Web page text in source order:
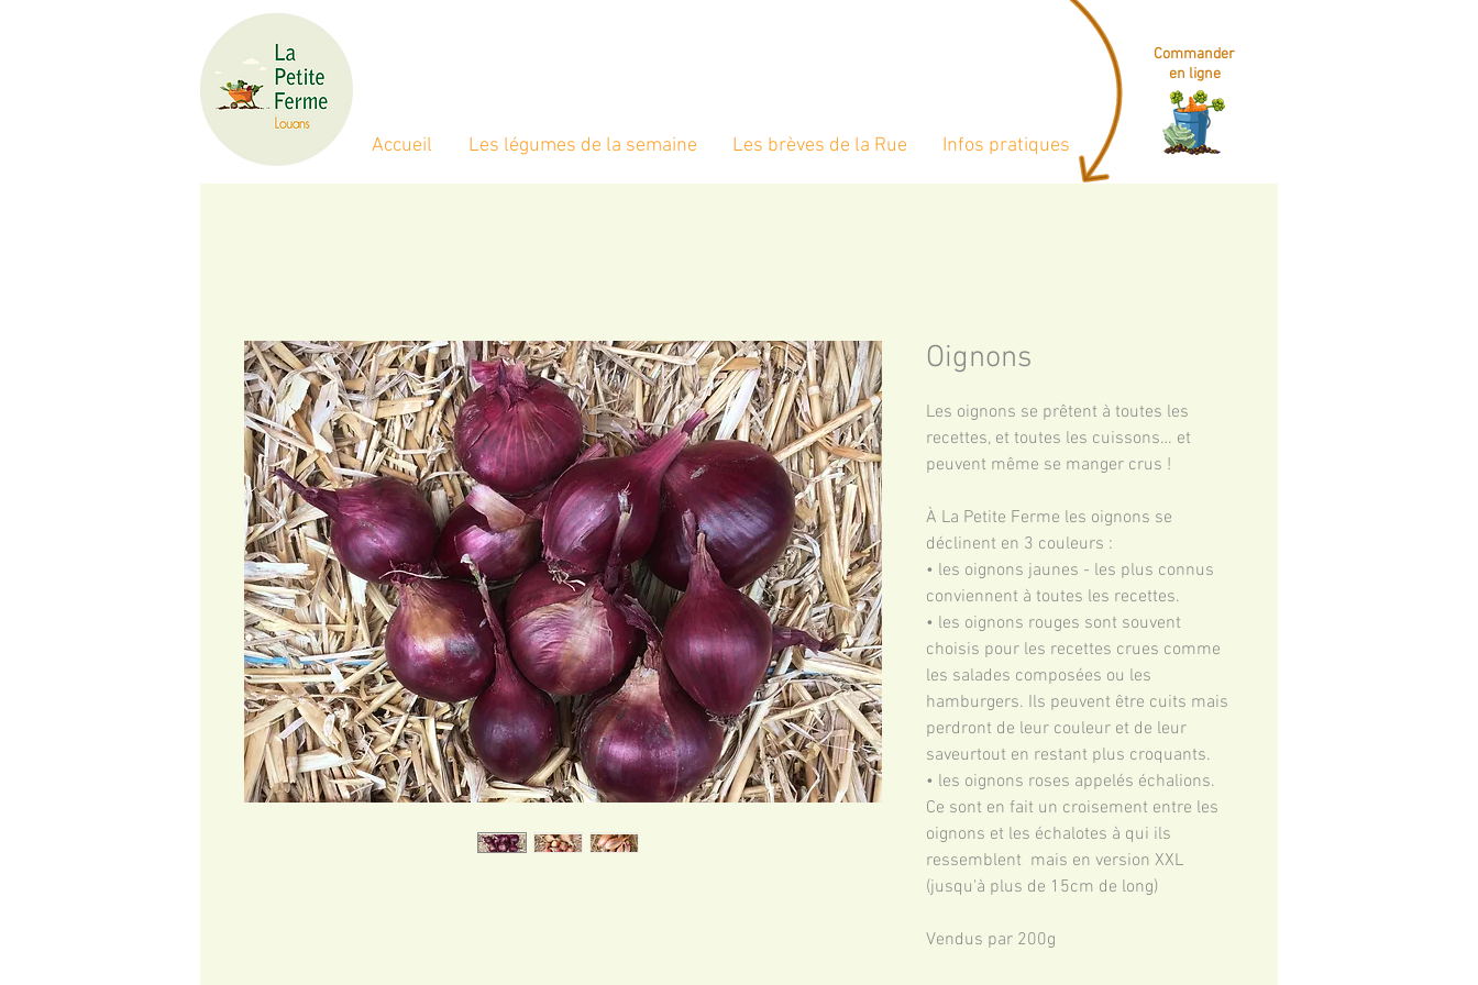
Accueil Les légumes de la semaine Les brèves de la Rue Infos pratiques
Commander
en ligne
Oignons
Les oignons se prêtent à toutes les
recettes, et toutes les cuissons… et
peuvent même se manger crus !
À La Petite Ferme les oignons se
déclinent en 3 couleurs :
• les oignons jaunes - les plus connus
conviennent à toutes les recettes.
• les oignons rouges sont souvent
choisis pour les recettes crues comme
les salades composées ou les
hamburgers. Ils peuvent être cuits mais
perdront de leur couleur et de leur
saveurtout en restant plus croquants.
• les oignons roses appelés échalions.
Ce sont en fait un croisement entre les
oignons et les échalotes à qui ils
ressemblent  mais en version XXL
(jusqu'à plus de 15cm de long)
Vendus par 200g